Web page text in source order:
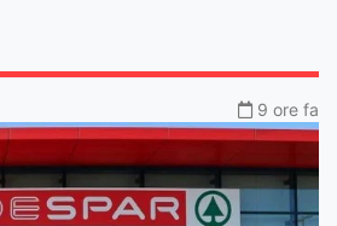
9 ore fa